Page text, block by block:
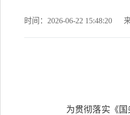
时间：2026-06-22 15:48:20
为贯彻落实《国务